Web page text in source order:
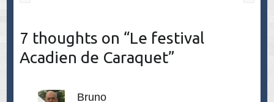
7 thoughts on “Le festival
Acadien de Caraquet”
Bruno